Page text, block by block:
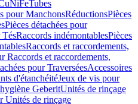
Tubes
pour ManchonsRéductionsPièces
Pièces détachées pour
TésRaccords indémontablesPièces
Raccords et raccordements,
Raccords et raccordements,
pour TraverséesAccessoires
d'étanchéitéJeux de vis pour
GeberitUnités de rinçage
Unités de rinçage